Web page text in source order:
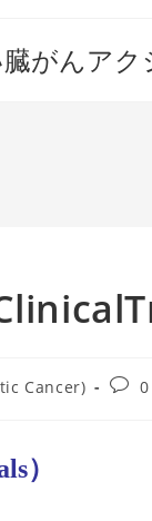
がんア
Cancer)
Post
）